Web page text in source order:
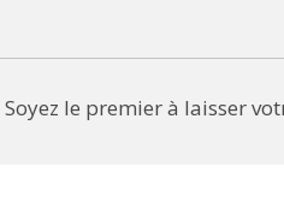
le premier à laisser